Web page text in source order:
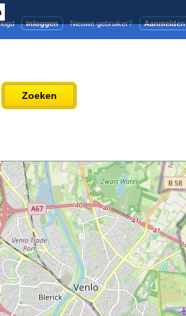
Aanmelden
Nieuwe gebruiker?
Inloggen
Zoeken